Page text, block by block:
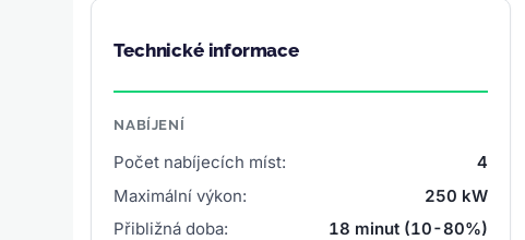
Technické informace
NABÍJENÍ
Počet nabíjecích míst:
4
Maximální výkon:
250 kW
Přibližná doba:
18 minut (10-80%)